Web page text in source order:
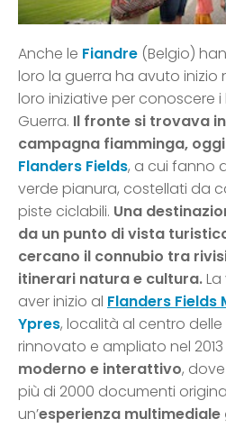
Anche le Fiandre (Belgio)
loro la guerra ha avuto inizio
loro iniziative per conoscere
Guerra. Il fronte si trovava
campagna fiamminga,
Flanders Fields, a cui fanno
verde pianura, costellati da
piste ciclabili. Una
da un punto di vista
cercano il connubio tra
itinerari natura e cultura.
aver inizio al Flanders Fields
Ypres, località al centro
rinnovato e ampliato nel
moderno e interattivo,
più di 2000 documenti
un’esperienza